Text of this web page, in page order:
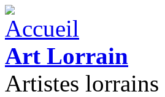
Aller au contenu principal
Art Lorrain
Artistes lorrains